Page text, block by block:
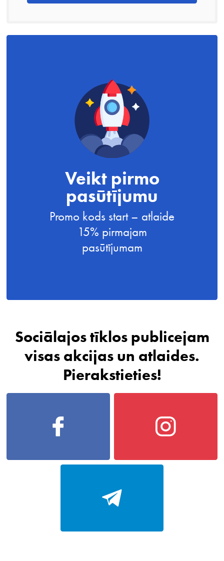
Veikt pirmo
pasūtījumu
Promo kods start – atlaide
15% pirmajam
pasūtījumam
Sociālajos tīklos publicejam
visas akcijas un atlaides.
Pierakstieties!